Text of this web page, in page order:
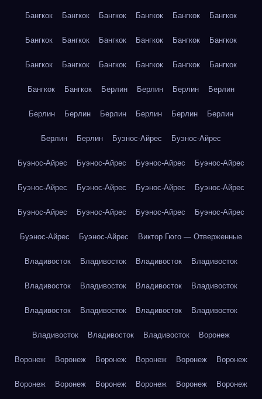
Бангкок Бангкок Бангкок Бангкок Бангкок Бангкок
Бангкок Бангкок Бангкок Бангкок Бангкок Бангкок
Бангкок Бангкок Бангкок Бангкок Бангкок Бангкок
Бангкок Бангкок Берлин Берлин Берлин Берлин
Берлин Берлин Берлин Берлин Берлин Берлин
Берлин Берлин Буэнос-Айрес Буэнос-Айрес
Буэнос-Айрес Буэнос-Айрес Буэнос-Айрес Буэнос-Айрес
Буэнос-Айрес Буэнос-Айрес Буэнос-Айрес Буэнос-Айрес
Буэнос-Айрес Буэнос-Айрес Буэнос-Айрес Буэнос-Айрес
Буэнос-Айрес Буэнос-Айрес Виктор Гюго — Отверженные
Владивосток Владивосток Владивосток Владивосток
Владивосток Владивосток Владивосток Владивосток
Владивосток Владивосток Владивосток Владивосток
Владивосток Владивосток Владивосток Воронеж
Воронеж Воронеж Воронеж Воронеж Воронеж Воронеж
Воронеж Воронеж Воронеж Воронеж Воронеж Воронеж